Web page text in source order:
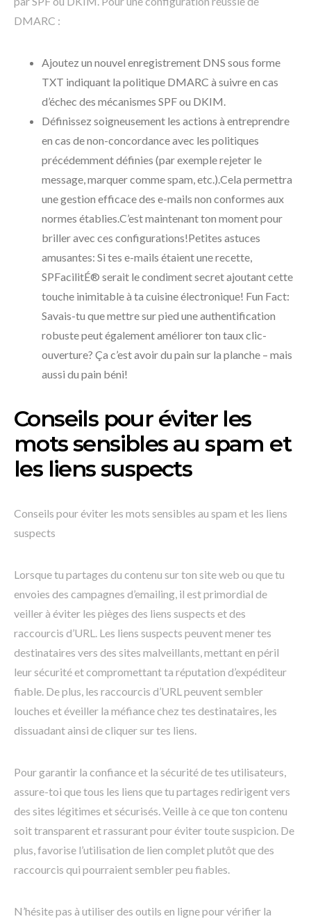
DMARC :
Ajoutez un nouvel enregistrement DNS sous forme
TXT indiquant la politique DMARC à suivre en cas
d’échec des mécanismes SPF ou DKIM.
Définissez soigneusement les actions à entreprendre
en cas de non-concordance avec les politiques
précédemment définies (par exemple rejeter le
message, marquer comme spam, etc.).Cela permettra
une gestion efficace des e-mails non conformes aux
normes établies.C’est maintenant ton moment pour
briller avec ces configurations!Petites astuces
amusantes: Si tes e-mails étaient une recette,
SPFacilitÉ® serait le condiment secret ajoutant cette
touche inimitable à ta cuisine électronique! Fun Fact:
Savais-tu que mettre sur pied une authentification
robuste peut également améliorer ton taux clic-
ouverture? Ça c’est avoir du pain sur la planche – mais
aussi du pain béni!
Conseils pour éviter les
mots sensibles au spam et
les liens suspects
Conseils pour éviter les mots sensibles au spam et les liens
suspects
Lorsque tu partages du contenu sur ton site web ou que tu
envoies des campagnes d’emailing, il est primordial de
veiller à éviter les pièges des liens suspects et des
raccourcis d’URL. Les liens suspects peuvent mener tes
destinataires vers des sites malveillants, mettant en péril
leur sécurité et compromettant ta réputation d’expéditeur
fiable. De plus, les raccourcis d’URL peuvent sembler
louches et éveiller la méfiance chez tes destinataires, les
dissuadant ainsi de cliquer sur tes liens.
Pour garantir la confiance et la sécurité de tes utilisateurs,
assure-toi que tous les liens que tu partages redirigent vers
des sites légitimes et sécurisés. Veille à ce que ton contenu
soit transparent et rassurant pour éviter toute suspicion. De
plus, favorise l’utilisation de lien complet plutôt que des
raccourcis qui pourraient sembler peu fiables.
N’hésite pas à utiliser des outils en ligne pour vérifier la